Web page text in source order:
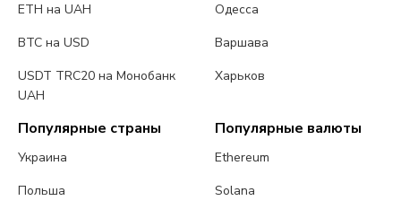
ETH на UAH
BTC на USD
USDT TRC20 на Монобанк
UAH
Одесса
Варшава
Харьков
Популярные страны
Украина
Польша
Популярные валюты
Ethereum
Solana